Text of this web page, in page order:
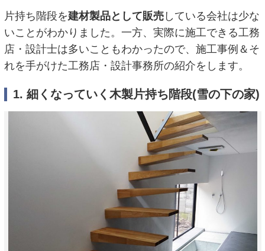
片持ち階段を建材製品として販売している会社は少な
いことがわかりました。一方、実際に施工できる工務
店・設計士は多いこともわかったので、施工事例＆そ
れを手がけた工務店・設計事務所の紹介をします。
1. 細くなっていく木製片持ち階段(雪の下の家)